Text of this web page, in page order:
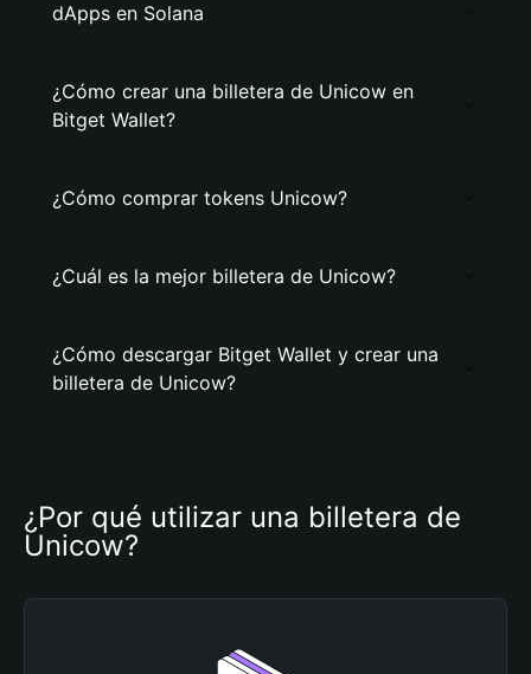
dApps en Solana
¿Cómo crear una billetera de Unicow en
Bitget Wallet?
¿Cómo comprar tokens Unicow?
¿Cuál es la mejor billetera de Unicow?
¿Cómo descargar Bitget Wallet y crear una
billetera de Unicow?
¿Por qué utilizar una billetera de
Unicow?